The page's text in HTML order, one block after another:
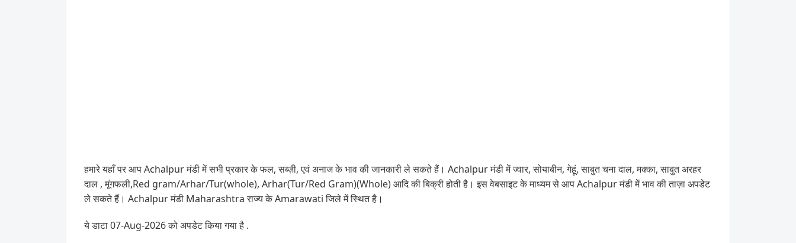
हमारे यहाँ पर आप Achalpur मंडी में सभी प्रकार के फल, सब्ज़ी, एवं अनाज के भाव की जानकारी ले सकते हैं। Achalpur मंडी में ज्वार, सोयाबीन, गेहूं, साबुत चना दाल, मक्का, साबुत अरहर
दाल , मूंगफली,Red gram/Arhar/Tur(whole), Arhar(Tur/Red Gram)(Whole) आदि की बिक्री होती है। इस वेबसाइट के माध्यम से आप Achalpur मंडी में भाव की ताज़ा अपडेट
ले सकते हैं। Achalpur मंडी Maharashtra राज्य के Amarawati जिले में स्थित है।
ये डाटा 07-Aug-2026 को अपडेट किया गया है .